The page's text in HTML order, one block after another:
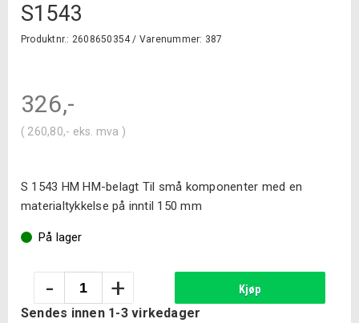
S1543
Produktnr.: 2608650354 / Varenummer: 387
326,-
( 260,80,- eks. mva )
S 1543 HM HM-belagt Til små komponenter med en
materialtykkelse på inntil 150 mm
På lager
Bajonettsagblad
mur
S1543
- + Kjøp
Sendes innen 1-3 virkedager